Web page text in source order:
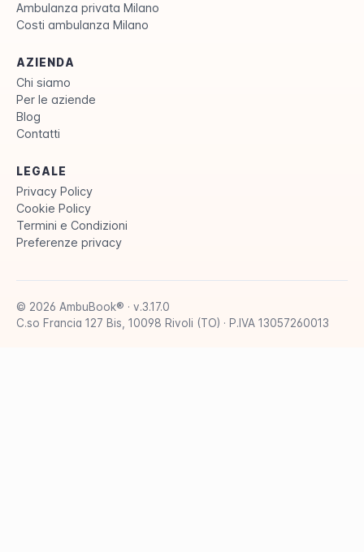
Ambulanza privata Milano
Costi ambulanza Milano
AZIENDA
Chi siamo
Per le aziende
Blog
Contatti
LEGALE
Privacy Policy
Cookie Policy
Termini e Condizioni
Preferenze privacy
© 2026 AmbuBook® · v.3.17.0
C.so Francia 127 Bis, 10098 Rivoli (TO) · P.IVA 13057260013